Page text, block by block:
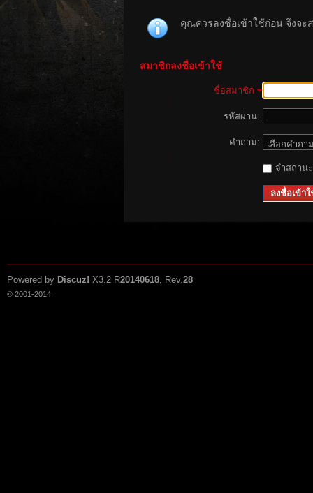
คุณควรลงชื่อเข้าใช้ก่อน จึงจะ
สมาชิกลงชื่อเข้าใช้
ชื่อสมาชิก
รหัสผ่าน:
คำถาม:
จำสถาน
ลงชื่อเข้าใ
Powered by Discuz! X3.2 R20140618, Rev.28
© 2001-2014